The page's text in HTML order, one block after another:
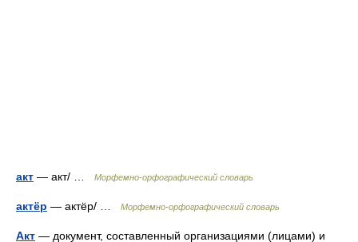
акт — акт/ … Морфемно-орфографический словарь
актёр — актёр/ … Морфемно-орфографический словарь
Акт — документ, составленный организациями (лицами) и